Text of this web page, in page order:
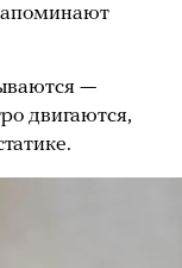
—
двигаются,